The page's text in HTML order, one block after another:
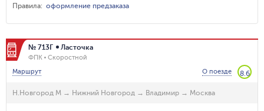
Правила: оформление предзаказа
№ 713Г Ласточка
ФПК
Скоростной
Маршрут
О поезде 8.6
Н.Новгород М → Нижний Новгород → Владимир → Москва